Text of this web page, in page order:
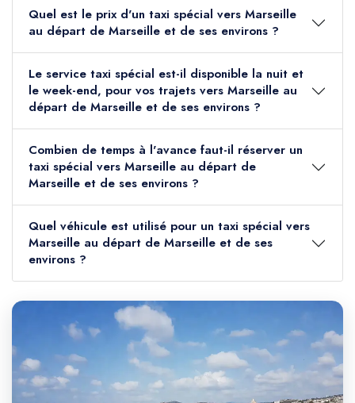
Quel est le prix d'un taxi spécial vers Marseille
au départ de Marseille et de ses environs ?
Le service taxi spécial est-il disponible la nuit et
le week-end, pour vos trajets vers Marseille au
départ de Marseille et de ses environs ?
Combien de temps à l'avance faut-il réserver un
taxi spécial vers Marseille au départ de
Marseille et de ses environs ?
Quel véhicule est utilisé pour un taxi spécial vers
Marseille au départ de Marseille et de ses
environs ?